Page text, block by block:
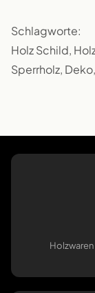
Schlagworte:
Holz Schild,
Sperrholz,